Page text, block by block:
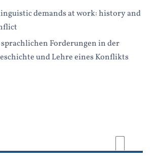
demands at work: history and
Forderungen in der
und Lehre eines Konflikts